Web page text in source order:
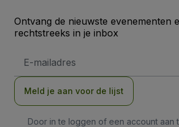
Ontvang de nieuwste evenementen
rechtstreeks in je inbox
mailadres
Meld je aan voor de lijst
Door in te loggen of een account aan